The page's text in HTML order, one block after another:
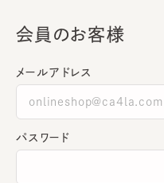
会員のお客様
メールアドレス
パスワード